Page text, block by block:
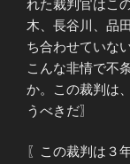
れた裁判官はこ
木、長谷川、品
ち合わせていな
こんな非情で不
か。この裁判は
うべきだ〗
〖この裁判は３